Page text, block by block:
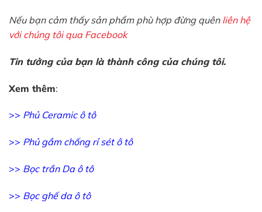
Nếu bạn cảm thấy sản phẩm phù hợp đừng quên liên hệ
với chúng tôi qua Facebook
Tin tưởng của bạn là thành công của chúng tôi.
Xem thêm:
>> Phủ Ceramic ô tô
>> Phủ gầm chống rỉ sét ô tô
>> Bọc trần Da ô tô
>> Bọc ghế da ô tô